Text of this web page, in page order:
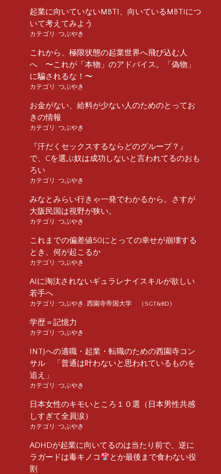
起業に向いていないMBTI、向いているMBTIにつ
いて考えてみよう
カテゴリ: つぶやき
これから、極限状態の起業世界へ飛び込む人
へ 〜これが「本物」のアドバイス。「偽物」
に騙されるな！〜
カテゴリ: つぶやき
お金がない、給料が少ない人のためのとってお
きの情報
カテゴリ: つぶやき
『汗だくセックスするならどのグループ？』
で、Cを選ぶ奴は成功しないと言われてるのおも
ろい
カテゴリ: つぶやき
みなとみらい行きゃ一発でわかるから。さすが
大阪民国は視野が狭い。
カテゴリ: つぶやき
これまでの偏差値50にとっての幸せが崩壊する
とき、何が起こるか
カテゴリ: つぶやき
AIに淘汰されないギュラレナイスキルが欲しい
若手へ
カテゴリ: つぶやき 西園寺帝国大学 （SGT&BD）
学歴＝記憶力
カテゴリ: つぶやき
INTJへの適職・起業・転職のための西園寺コン
サル 「普通は叶わないと思われているものを
追え」
カテゴリ: つぶやき
日本女性のキモいところ１０選（日本男性共感
しすぎて全員涙）
カテゴリ: つぶやき
ADHDが起業に向いてるのは当たり前で、逆に
ラガードは毒キノコ
とか最後まで食わない役
割